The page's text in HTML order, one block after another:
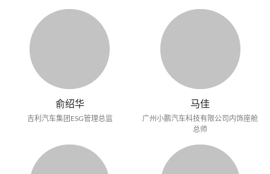
俞绍华
吉利汽车集团ESG管理总监
马佳
广州小鹏汽车科技有限公司内饰座舱
总师